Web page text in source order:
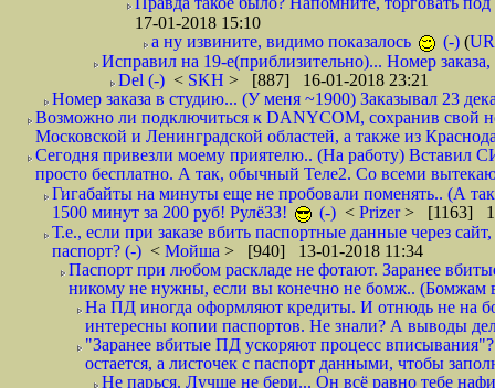
17-01-2018 15:10
а ну извините, видимо показалось
(-) (
Исправил на 19-е(приблизительно)... Номер
Del (-) < SKH > [887] 16-01-2018 23:21
Номер заказа в студию... (У меня ~1900) Заказывал 23
Возможно ли подключиться к DANYCOM, сохранив свой
Московской и Ленинградской областей, а также из
Сегодня привезли моему приятелю.. (На работу) Вставил
просто бесплатно. А так, обычный Теле2. Со всеми
Гигабайты на минуты еще не пробовали поменять.. (А
1500 минут за 200 руб! РулёЗЗ!
(-) < Prizer> [1163]
Т.е., если при заказе вбить паспортные данные через
паспорт? (-) < Мойша > [940] 13-01-2018 11:34
Паспорт при любом раскладе не фотают. Заранее
никому не нужны, если вы конечно не бомж.. (Бомжам
На ПД иногда оформляют кредиты. И отнюдь не на
интересны копии паспортов. Не знали? А выводы
"Заранее вбитые ПД ускоряют процесс
остается, а листочек с паспорт данными, чтобы
Не парься. Лучше не бери... Он всё равно тебе